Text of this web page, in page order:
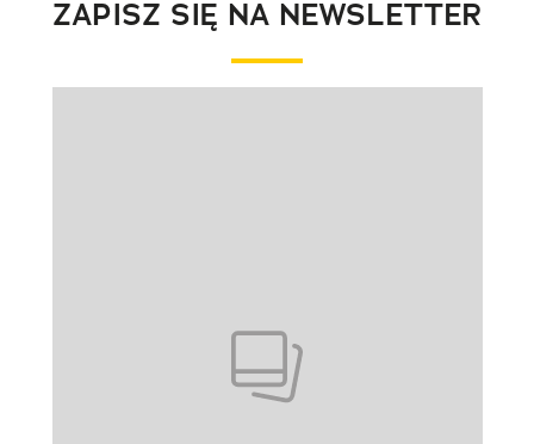
ZAPISZ SIĘ NA NEWSLETTER